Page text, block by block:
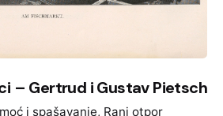
– Gertrud i Gustav Pietsch
i spašavanje Rani otpor